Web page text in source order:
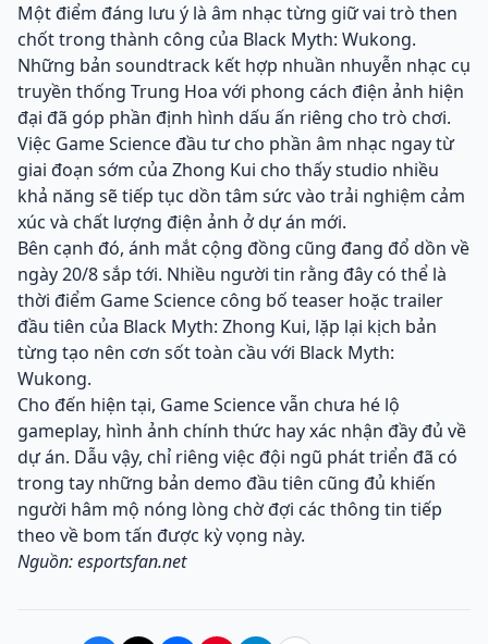
Một điểm đáng lưu ý là âm nhạc từng giữ vai trò then
chốt trong thành công của Black Myth: Wukong.
Những bản soundtrack kết hợp nhuần nhuyễn nhạc cụ
truyền thống Trung Hoa với phong cách điện ảnh hiện
đại đã góp phần định hình dấu ấn riêng cho trò chơi.
Việc Game Science đầu tư cho phần âm nhạc ngay từ
giai đoạn sớm của Zhong Kui cho thấy studio nhiều
khả năng sẽ tiếp tục dồn tâm sức vào trải nghiệm cảm
xúc và chất lượng điện ảnh ở dự án mới.
Bên cạnh đó, ánh mắt cộng đồng cũng đang đổ dồn về
ngày 20/8 sắp tới. Nhiều người tin rằng đây có thể là
thời điểm Game Science công bố teaser hoặc trailer
đầu tiên của Black Myth: Zhong Kui, lặp lại kịch bản
từng tạo nên cơn sốt toàn cầu với Black Myth:
Wukong.
Cho đến hiện tại, Game Science vẫn chưa hé lộ
gameplay, hình ảnh chính thức hay xác nhận đầy đủ về
dự án. Dẫu vậy, chỉ riêng việc đội ngũ phát triển đã có
trong tay những bản demo đầu tiên cũng đủ khiến
người hâm mộ nóng lòng chờ đợi các thông tin tiếp
theo về bom tấn được kỳ vọng này.
Nguồn: esportsfan.net